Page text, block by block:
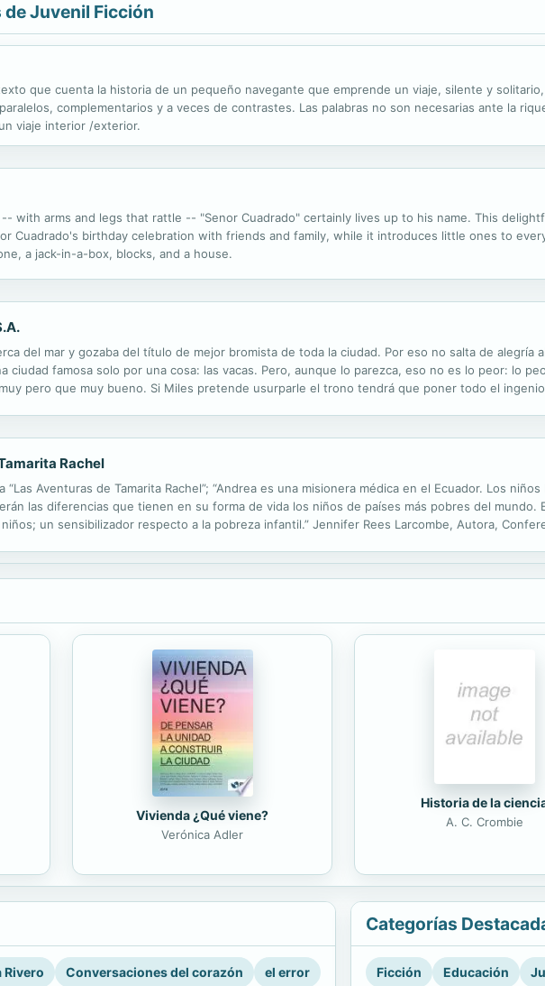
Juvenil Ficción
que cuenta la historia de un pequeño navegante que emprende un viaje, silente y
complementarios y a veces de contrastes. Las palabras no son necesarias ante la
viaje interior /exterior.
-- with arms and legs that rattle -- "Senor Cuadrado" certainly lives up to his name. This
Cuadrado's birthday celebration with friends and family, while it introduces little ones to
a jack-in-a-box, blocks, and a house.
del mar y gozaba del título de mejor bromista de toda la ciudad. Por eso no salta de alegría
ciudad famosa solo por una cosa: las vacas. Pero, aunque lo parezca, eso no es lo peor: lo
pero que muy bueno. Si Miles pretende usurparle el trono tendrá que poner todo el
Rachel
“Las Aventuras de Tamarita Rachel”; “Andrea es una misionera médica en el Ecuador. Los
las diferencias que tienen en su forma de vida los niños de países más pobres del mundo.
un sensibilizador respecto a la pobreza infantil.” Jennifer Rees Larcombe, Autora,
Vivienda ¿Qué viene?
Verónica Adler
Historia de la
A. C. Crombie
Rivero Conversaciones del corazón el error
Categorías
Ficción Educación